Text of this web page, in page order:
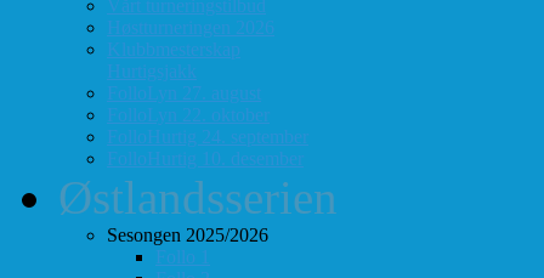
Vårt turneringstilbud
Høstturneringen 2026
Klubbmesterskap
Hurtigsjakk
FolloLyn 27. august
FolloLyn 22. oktober
FolloHurtig 24. september
FolloHurtig 10. desember
Østlandsserien
Sesongen 2025/2026
Follo 1